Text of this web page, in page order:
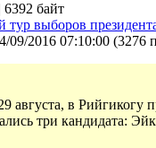
| 6392 байт
тур выборов
09/2016 07:10:00 (3276
августа, в
три кандидата: